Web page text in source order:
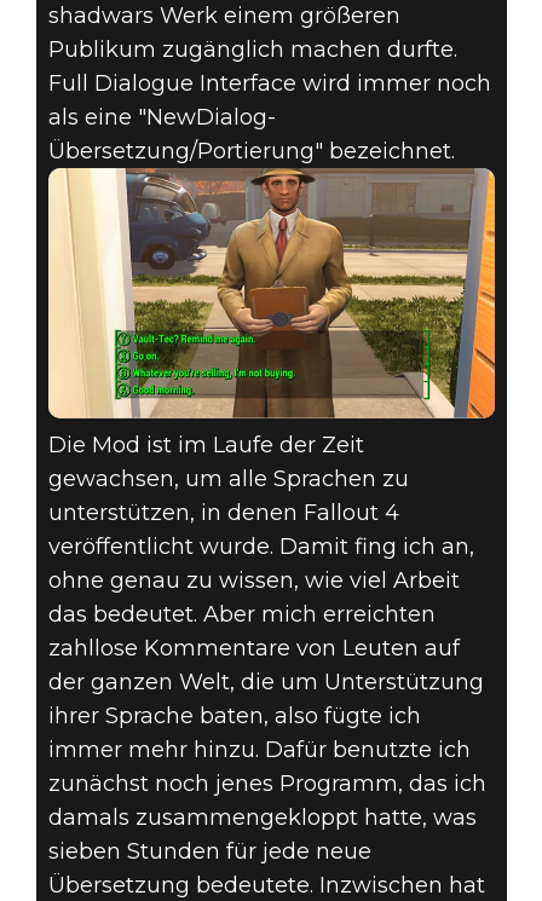
shadwars Werk einem größeren
Publikum zugänglich machen durfte.
Full Dialogue Interface wird immer noch
als eine "NewDialog-
Übersetzung/Portierung" bezeichnet.
Die Mod ist im Laufe der Zeit
gewachsen, um alle Sprachen zu
unterstützen, in denen Fallout 4
veröffentlicht wurde. Damit fing ich an,
ohne genau zu wissen, wie viel Arbeit
das bedeutet. Aber mich erreichten
zahllose Kommentare von Leuten auf
der ganzen Welt, die um Unterstützung
ihrer Sprache baten, also fügte ich
immer mehr hinzu. Dafür benutzte ich
zunächst noch jenes Programm, das ich
damals zusammengekloppt hatte, was
sieben Stunden für jede neue
Übersetzung bedeutete. Inzwischen hat